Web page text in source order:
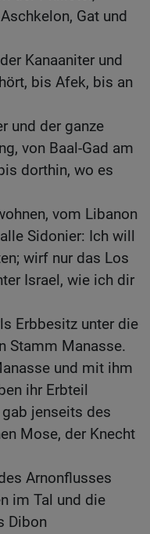
Gat und
Kanaaniter und
bis Afek, bis an
und der ganze
von Baal-Gad am
dorthin, wo es
vom Libanon
Sidonier: Ich will
wirf nur das Los
Israel, wie ich dir
Erbbesitz unter die
Stamm Manasse.
und mit ihm
ihr Erbteil
jenseits des
Mose, der Knecht
Arnonflusses
im Tal und die
Dibon